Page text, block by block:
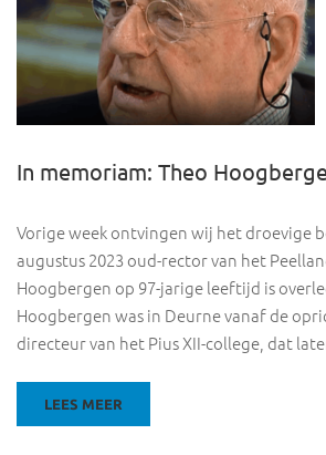
In memoriam: Theo
Vorige week ontvingen wij het droevige
augustus 2023 oud-rector van het
Hoogbergen op 97-jarige leeftijd is
Hoogbergen was in Deurne vanaf de
directeur van het Pius XII-college, dat
LEES MEER